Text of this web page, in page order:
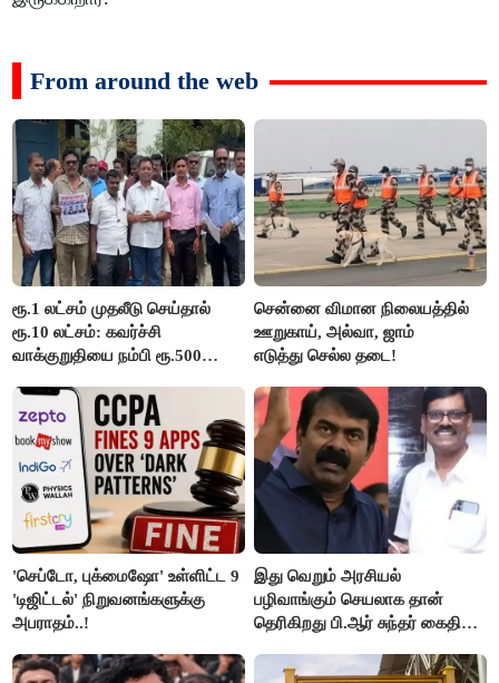
From around the web
ரூ.1 லட்சம் முதலீடு செய்தால்
ரூ.10 லட்சம்: கவர்ச்சி
வாக்குறுதியை நம்பி ரூ.500
மக்கள்!
சென்னை விமான நிலையத்தில்
ஊறுகாய், அல்வா, ஜாம்
எடுத்து செல்ல தடை!
'செப்டோ, புக்மைஷோ' உள்ளிட்ட 9
'டிஜிட்டல்' நிறுவனங்களுக்கு
அபராதம்..!
இது வெறும் அரசியல்
பழிவாங்கும் செயலாக தான்
தெரிகிறது பி.ஆர் சுந்தர் கைதிற்கு